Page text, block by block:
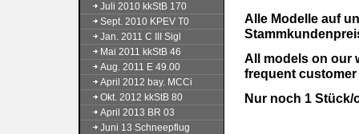
Juli 2010 kkStB 170
Sept. 2010 KPEV T0
Jan. 2011 C III Sigl
Mai 2011 kkStB 46
Aug. 2011 E 49.00
April 2012 bay. MCCi
Okt. 2012 kkStB 80
April 2013 BR 03
Juni 13 Schneepflug
Alle Modelle auf
All models on our
frequent
Nur noch 1 Stück/